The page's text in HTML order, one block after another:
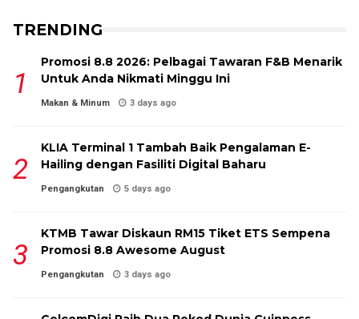
TRENDING
Promosi 8.8 2026: Pelbagai Tawaran F&B Menarik
Untuk Anda Nikmati Minggu Ini
Makan & Minum 3 days ago
KLIA Terminal 1 Tambah Baik Pengalaman E-
Hailing dengan Fasiliti Digital Baharu
Pengangkutan 5 days ago
KTMB Tawar Diskaun RM15 Tiket ETS Sempena
Promosi 8.8 Awesome August
Pengangkutan 3 days ago